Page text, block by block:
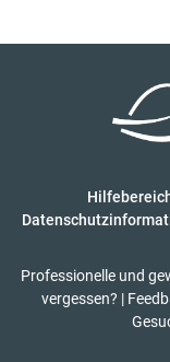
Professionelle und
vergessen? |